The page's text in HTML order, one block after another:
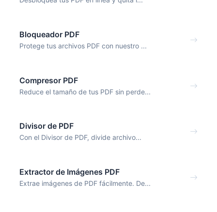
Bloqueador PDF
Protege tus archivos PDF con nuestro ...
Compresor PDF
Reduce el tamaño de tus PDF sin perde...
Divisor de PDF
Con el Divisor de PDF, divide archivo...
Extractor de Imágenes PDF
Extrae imágenes de PDF fácilmente. De...